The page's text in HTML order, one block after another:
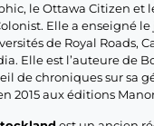
le Ottawa Citizen et
Elle a enseigné
de Royal Roads,
Elle est l’auteure de
de chroniques sur sa
2015 aux éditions